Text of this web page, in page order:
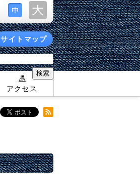
サイトマップ
アクセス